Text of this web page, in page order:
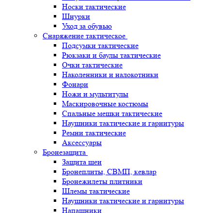
Носки тактические
Шнурки
Уход за обувью
Снаряжение тактическое
Подсумки тактические
Рюкзаки и баулы тактические
Очки тактические
Наколенники и налокотники
Фонари
Ножи и мультитулы
Маскировочные костюмы
Спальные мешки тактические
Наушники тактические и гарнитуры
Ремни тактические
Аксессуары
Бронезащита
Защита шеи
Бронеплиты, СВМП, кевлар
Бронежилеты плитники
Шлемы тактические
Наушники тактические и гарнитуры
Напашники